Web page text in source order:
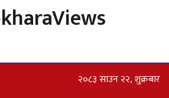
२०८३ साउन २२, शुक्रबार